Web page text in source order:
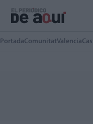
PortadaComunitatValencia